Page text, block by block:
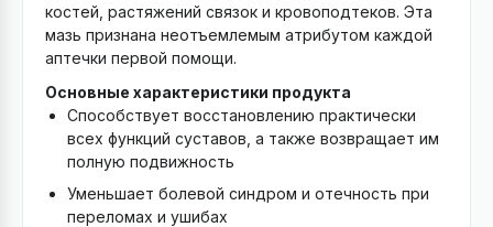
костей, растяжений связок и кровоподтеков. Эта
мазь признана неотъемлемым атрибутом каждой
аптечки первой помощи.
Основные характеристики продукта
Способствует восстановлению практически
всех функций суставов, а также возвращает им
полную подвижность
Уменьшает болевой синдром и отечность при
переломах и ушибах